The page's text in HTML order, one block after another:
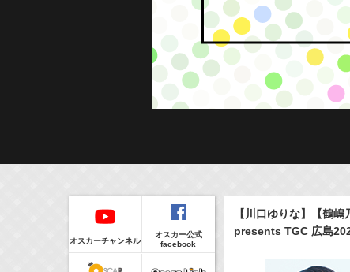
8/7(Fri)
イベント
販売情報
17:10-17:30(Radio
河北麻友子のマユコレ！
【川口ゆりな】【鶴
presents TGC 広島
オスカーチャンネル
オスカー公式
facebook
Regular
CLIP